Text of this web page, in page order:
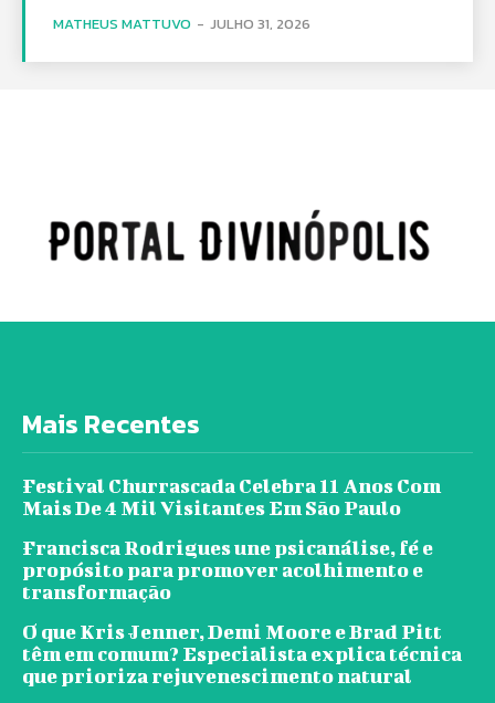
MATHEUS MATTUVO - JULHO 31, 2026
Mais Recentes
Festival Churrascada Celebra 11 Anos Com
Mais De 4 Mil Visitantes Em São Paulo
Francisca Rodrigues une psicanálise, fé e
propósito para promover acolhimento e
transformação
O que Kris Jenner, Demi Moore e Brad Pitt
têm em comum? Especialista explica técnica
que prioriza rejuvenescimento natural